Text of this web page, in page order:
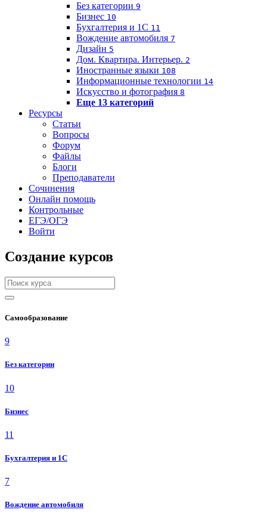
Без категории 9
Бизнес 10
Бухгалтерия и 1C 11
Вождение автомобиля 7
Дизайн 5
Дом. Квартира. Интерьер. 2
Иностранные языки 108
Информационные технологии 14
Искусство и фотография 8
Еще 13 категорий
Ресурсы
Статьи
Вопросы
Форум
Файлы
Блоги
Преподаватели
Сочинения
Онлайн помощь
Контрольные
ЕГЭ/ОГЭ
Войти
Создание курсов
Самообразование
9
Без категории
10
Бизнес
11
Бухгалтерия и 1C
7
Вождение автомобиля